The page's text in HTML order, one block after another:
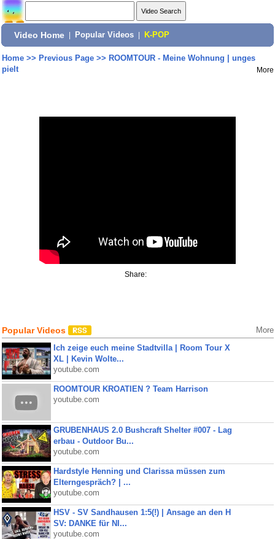
Video Home Popular Videos K-POP
Home>> Previous Page>> ROOMTOUR - Meine Wohnung | unges
pielt
More
Share:
Popular Videos More
Ich zeige euch meine Stadtvilla | Room Tour X
XL | Kevin Wolte...
youtube.com
ROOMTOUR KROATIEN ? Team Harrison
youtube.com
GRUBENHAUS 2.0 Bushcraft Shelter #007 - Lag
erbau - Outdoor Bu...
youtube.com
Hardstyle Henning und Clarissa müssen zum
Elterngespräch? | ...
youtube.com
HSV - SV Sandhausen 1:5(!) | Ansage an den H
SV: DANKE für NI...
youtube.com